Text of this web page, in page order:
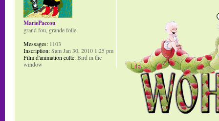
MariePaccou
grand fou, grande folle
Messages: 1103
Inscription:Sam Jan 30, 2010 1:25 pm
Film d'animation culte:Bird in the
window